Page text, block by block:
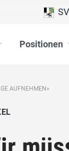
Positionen
AUFNEHMEN»